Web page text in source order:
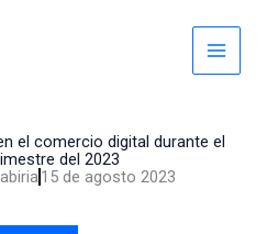
el comercio digital durante el
del 2023
15 de agosto 2023